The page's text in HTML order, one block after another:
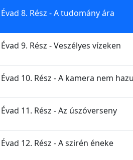
8. Rész - A tudomány ára
9. Rész - Veszélyes vízeken
10. Rész - A kamera nem
11. Rész - Az úszóverseny
12. Rész - A szirén éneke